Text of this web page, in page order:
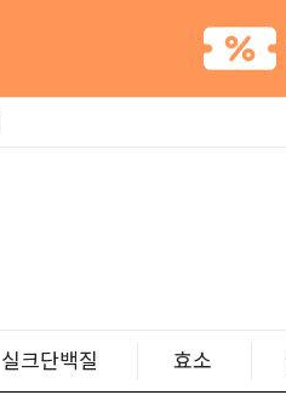
실크단백질 효소